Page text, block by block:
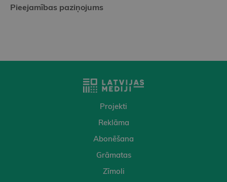
Pieejamības paziņojums
Projekti
Reklāma
Abonēšana
Grāmatas
Zīmoli